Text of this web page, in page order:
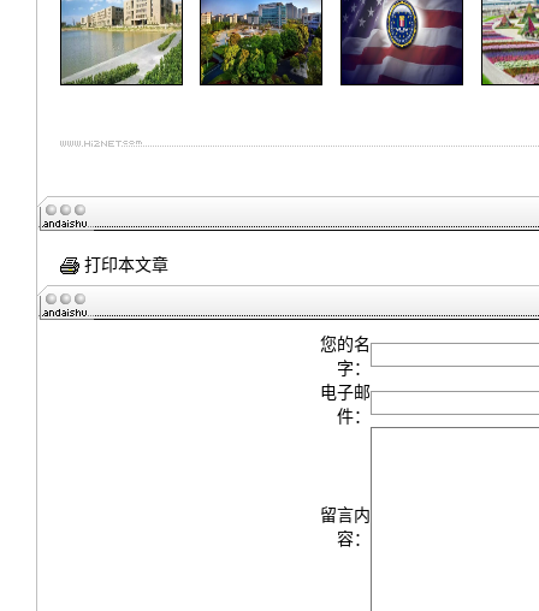
打印本文章
您的名
字：
电子邮
件：
留言内
容：